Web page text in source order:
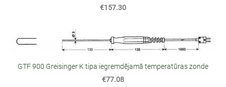
€157.30
GTF 900 Greisinger K tipa iegremdējamā temperatūras zonde
€77.08